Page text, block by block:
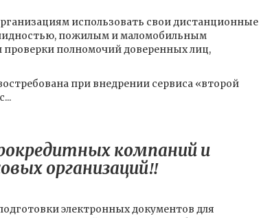
использовать свои дистанционные
пожилым и маломобильным
полномочий доверенных лиц,
при внедрении сервиса «второй
компаний и
организаций‼️
электронных документов для